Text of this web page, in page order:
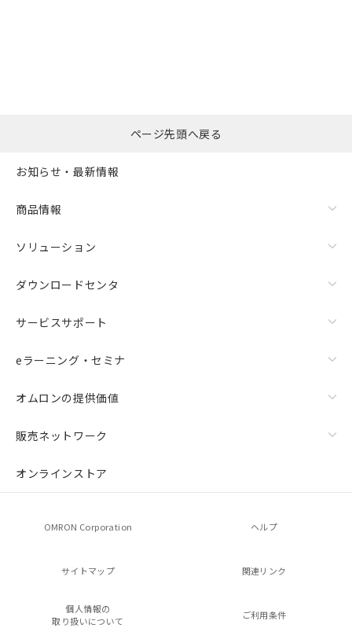
括ダウンロード
ページ先頭へ戻る
お知らせ・最新情報
商品情報
ソリューション
ダウンロードセンタ
サービスサポート
eラーニング・セミナ
オムロンの提供価値
販売ネットワーク
オンラインストア
OMRON Corporation ヘルプ
サイトマップ 関連リンク
個人情報の
取り扱いについて
ご利用条件